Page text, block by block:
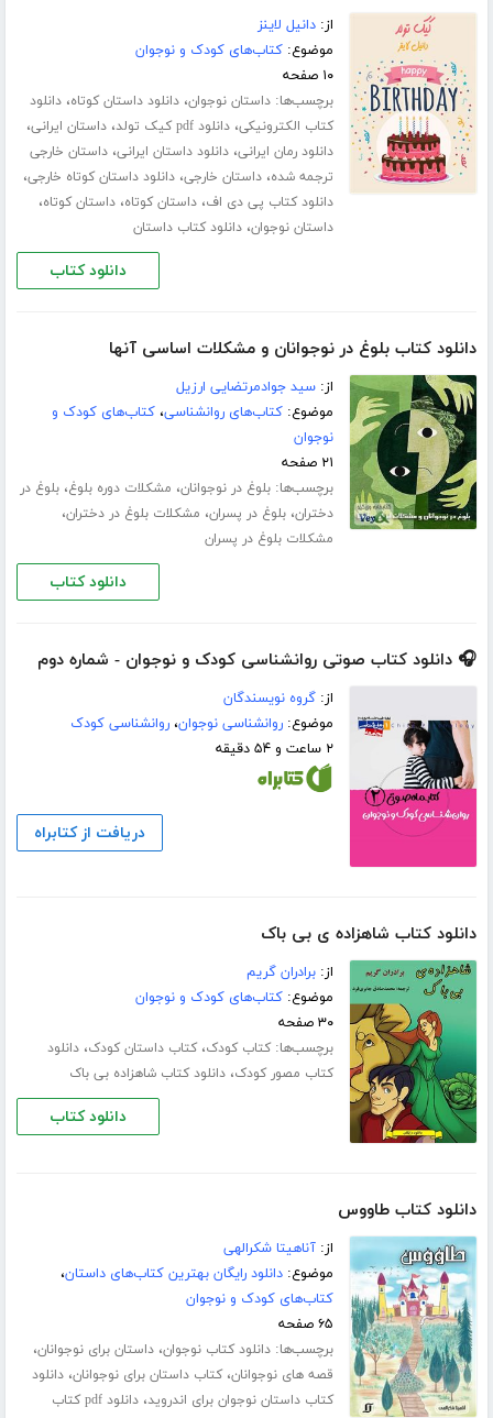
از:دانیل لاینز
موضوع:کتاب‌های کودک و نوجوان
۱۰ صفحه
برچسب‌ها:داستان نوجوان،دانلود داستان کوتاه،دانلود
کتاب الکترونیکی،دانلود pdf کیک تولد ،داستان ایرانی،
دانلود رمان ایرانی،دانلود داستان ایرانی،داستان خارجی
ترجمه شده،داستان خارجی،دانلود داستان کوتاه خارجی،
دانلود کتاب پی دی اف،داستان کوتاه،داستان کوتاه،
داستان نوجوان،دانلود کتاب داستان
دانلود کتاب
دانلود کتاب بلوغ در نوجوانان و مشکلات اساسی آنها
از:سید جوادمرتضایی ارزیل
موضوع:کتاب‌های روانشناسی،کتاب‌های کودک و
نوجوان
۲۱ صفحه
برچسب‌ها:بلوغ در نوجوانان، مشکلات دوره بلوغ،بلوغ در
دختران،بلوغ در پسران، مشکلات بلوغ در دختران،
مشکلات بلوغ در پسران
دانلود کتاب
🎧 دانلود کتاب صوتی روانشناسی کودک و نوجوان - شماره‌ دوم
از:گروه نویسندگان
موضوع:روانشناسی نوجوان،روانشناسی کودک
۲ ساعت و ۵۴ دقیقه
دریافت از کتابراه
دانلود کتاب شاهزاده ی بی باک
از:برادران گریم
موضوع:کتاب‌های کودک و نوجوان
۳۰ صفحه
برچسب‌ها:کتاب کودک،کتاب داستان کودک،دانلود
کتاب مصور کودک،دانلود کتاب شاهزاده بی باک
دانلود کتاب
دانلود کتاب طاووس
از:آناهیتا شکرالهی
موضوع:دانلود رایگان بهترین کتاب‌های داستان،
کتاب‌های کودک و نوجوان
۶۵ صفحه
برچسب‌ها:دانلود کتاب نوجوان،داستان برای نوجوانان،
قصه های نوجوانان،کتاب داستان برای نوجوانان،دانلود
کتاب داستان نوجوان برای اندروید،
دانلود pdf کتاب